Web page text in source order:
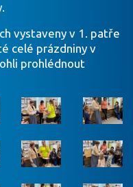
vystaveny v 1. patře
celé prázdniny v
prohlédnout